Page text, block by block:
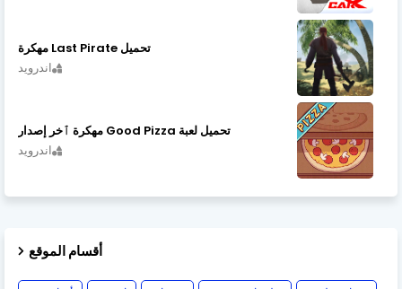
تحميل Last Pirate مهكرة
اندرويد
تحميل لعبة Good Pizza مهكرة ٱخر إصدار
اندرويد
أقسام الموقع